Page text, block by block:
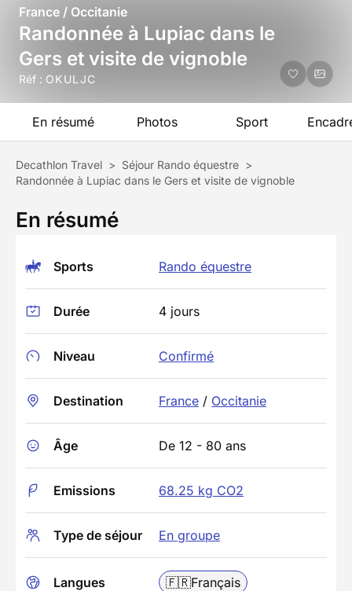
France / Occitanie
Randonnée à Lupiac dans le
Gers et visite de vignoble
Réf : OKULJC
En résumé Photos Sport
Decathlon Travel > Séjour Rando équestre >
Randonnée à Lupiac dans le Gers et visite de vignoble
En résumé
Sports Rando équestre
Durée 4 jours
Niveau Confirmé
Destination France / Occitanie
Âge De 12 - 80 ans
Emissions 68.25 kg CO2
Type de séjour En groupe
Langues 🇫🇷Français